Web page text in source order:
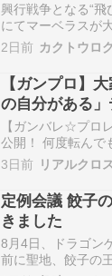
興行戦争となる“
にてマーベラスが
BUNTAI大会では
ったら日本武道館
客と内容が問われ
post Sareee vs.
2日前 カクトウロ
【ガンプロ】
の自分がある
た“生き様”の
【ガンバレ☆プロ
公開！ 何度転んで
すべて背負ってリ
健。ホームレス生
し、自ら旗揚げし
頭に立ち、泥だら
す。8月1…
3日前
定例会議 餃子
きました
8月4日、ドラゴン
前に聖地、餃子の